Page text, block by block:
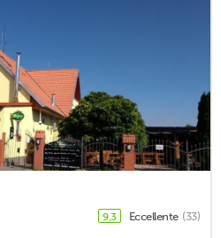
9,3 Eccellente (33)